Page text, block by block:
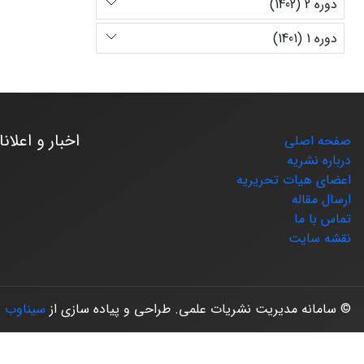
دوره 2 (1402)
دوره 1 (1401)
صفحه اصلی
درباره نشریه
اعضای هیات تحریریه
ارسال مقاله
تماس با ما
نقشه سایت
اخبار و
© سامانه مدیریت نشریات علمی. طراحی و پیاده سازی از سیناوب